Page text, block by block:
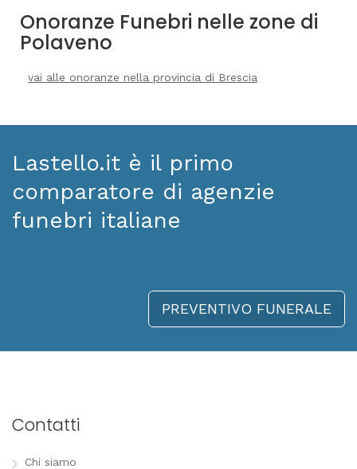
Onoranze Funebri nelle zone di
Polaveno
vai alle onoranze nella provincia di Brescia
Lastello.it è il primo
comparatore di agenzie
funebri italiane
PREVENTIVO FUNERALE
Contatti
Chi siamo